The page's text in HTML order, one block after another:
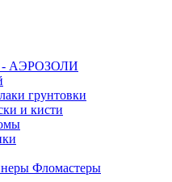
- АЭРОЗОЛИ
грунтовки
и кисти
Фломастеры